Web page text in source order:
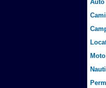
Auto